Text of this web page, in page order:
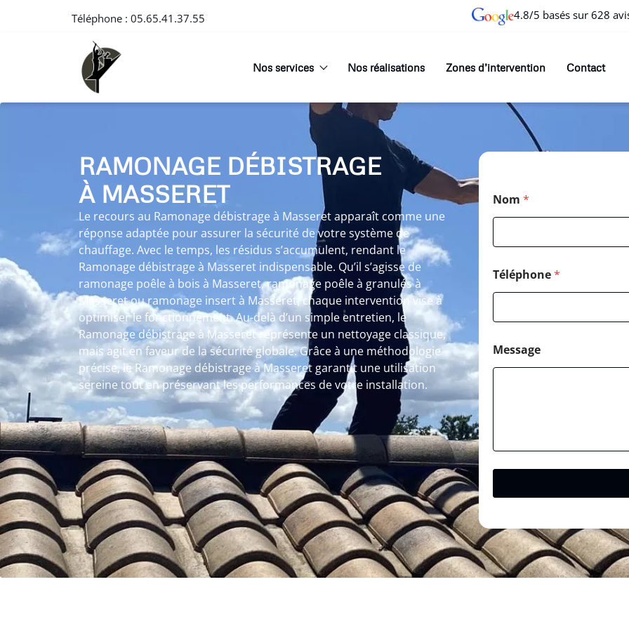
Téléphone : 05.65.41.37.55 4.8/5 basés sur 628
Nos services Nos réalisations Zones d’intervention Contact
RAMONAGE DÉBISTRAGE
À MASSERET
Le recours au Ramonage débistrage à Masseret apparaît comme une
réponse adaptée pour assurer la sécurité de votre système de
chauffage. Avec le temps, les résidus s’accumulent, rendant le
Ramonage débistrage à Masseret indispensable. Qu’il s’agisse de
ramonage poêle à bois à Masseret, ramonage poêle à granulés à
Masseret ou ramonage insert à Masseret, chaque intervention vise à
optimiser le fonctionnement. Au-delà d’un simple entretien, le
Ramonage débistrage à Masseret représente un nettoyage classique,
mais agit en faveur de la sécurité globale. Grâce à une méthodologie
précise, le Ramonage débistrage à Masseret garantit une utilisation
sereine tout en préservant les performances de votre installation.
Nom *
Téléphone*
Message